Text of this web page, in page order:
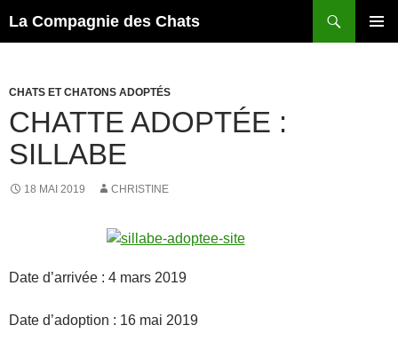
La Compagnie des Chats
CHATS ET CHATONS ADOPTÉS
CHATTE ADOPTÉE :
SILLABE
18 MAI 2019 CHRISTINE
Date d’arrivée : 4 mars 2019
Date d’adoption : 16 mai 2019